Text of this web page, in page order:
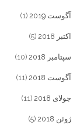
آگوست 2019 (1)
اکتبر 2018 (5)
سپتامبر 2018 (10)
آگوست 2018 (11)
جولای 2018 (11)
ژوئن 2018 (5)